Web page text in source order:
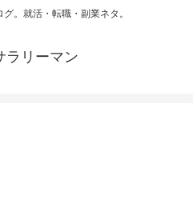
。就活・転職・副業ネタ。
ラリーマン